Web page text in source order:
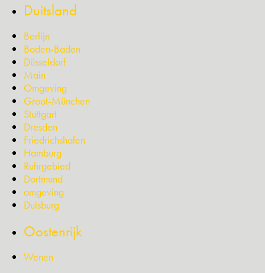
Duitsland
Berlijn
Baden-Baden
Düsseldorf
Main
Omgeving
Groot-München
Stuttgart
Dresden
Friedrichshafen
Hamburg
Ruhrgebied
Dortmund
omgeving
Duisburg
Oostenrijk
Wenen